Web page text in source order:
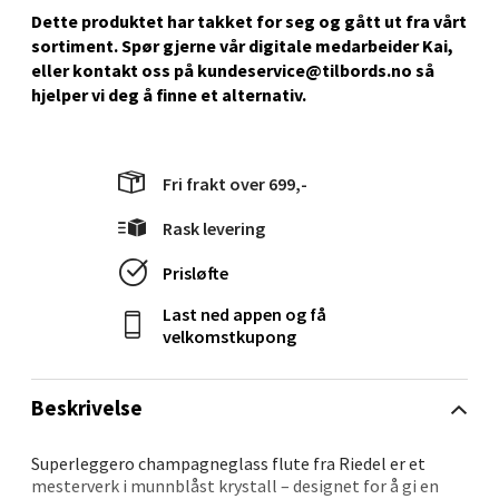
Dette produktet har takket for seg og gått ut fra vårt
sortiment. Spør gjerne vår digitale medarbeider Kai,
eller kontakt oss på kundeservice@tilbords.no så
hjelper vi deg å ﬁnne et alternativ.
Beskrivelse
Superleggero champagneglass flute fra Riedel er et
mesterverk i munnblåst krystall – designet for å gi en
Fri frakt over 699,-
Rask levering
Prisløfte
Last ned appen og få
velkomstkupong
Stavanger og Sandnes - Kilden
Gartnerveien 16, 4016 Stavanger
Åpent i dag 10-20
0 i butikk
Stavanger og Sandnes - Kvadrat
Gamle Stokkavei 1, 4313 Sandnes
Åpent i dag 10-21